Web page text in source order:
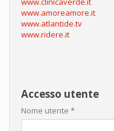
www.amoreamore.it
www.atlantide.tv
www.ridere.it
Accesso utente
Nome utente *